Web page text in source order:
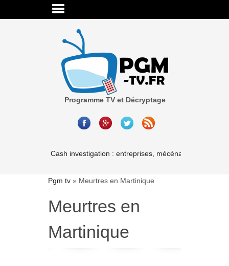
Programme TV et Décryptage
Cash investigation : entreprises, mécénat, associations-
Pgm tv » Meurtres en Martinique
Meurtres en
Martinique